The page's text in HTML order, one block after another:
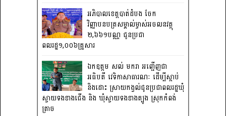
អភិបាលខេត្តបាត់ដំបង ចែក
វិញ្ញាបនបត្រសម្គាល់ម្ចាស់អចលនវត្ថុ
២,៦៦១បណ្ណ ជូនប្រជា
ពលរដ្ឋ១,០០៦គ្រួសារ
ឯកឧត្តម សល់ មករា អញ្ជើញជា
អធិបតី វេទិកាសាធារណៈ ដើម្បីស្តាប់
និងដោះ ស្រាយកង្វល់ជូនប្រជាពលរដ្ឋឃុំ
ស្វាយទងខាងជើង និង ឃុំស្វាយទងខាងត្បូង ស្រុកកំពង់
ត្រាច